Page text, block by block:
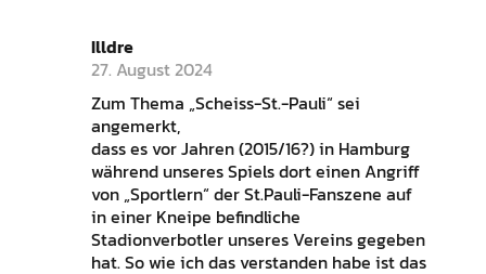
Illdre
27. August 2024
Zum Thema „Scheiss-St.-Pauli“ sei
angemerkt,
dass es vor Jahren (2015/16?) in Hamburg
während unseres Spiels dort einen Angriff
von „Sportlern“ der St.Pauli-Fanszene auf
in einer Kneipe befindliche
Stadionverbotler unseres Vereins gegeben
hat. So wie ich das verstanden habe ist das